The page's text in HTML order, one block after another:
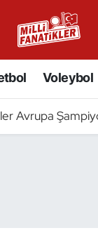
Voleybol
Avrupa